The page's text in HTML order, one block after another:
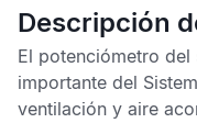
Descripción
El potenciómetro
importante del
ventilación y aire